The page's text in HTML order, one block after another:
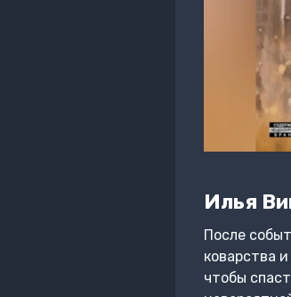
Илья
После
коварства
чтобы